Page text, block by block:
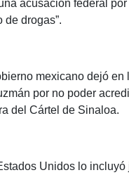
acusación federal
de drogas”.
mexicano dejó en
por no poder
del Cártel de Sinaloa.
Unidos lo incluyó